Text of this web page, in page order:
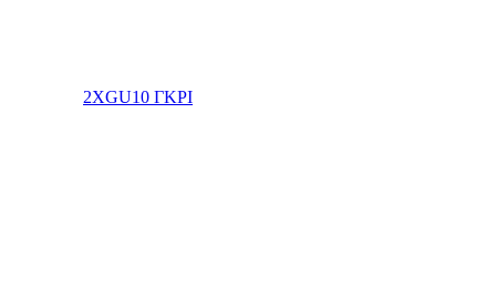
2XGU10 ΓΚΡΙ